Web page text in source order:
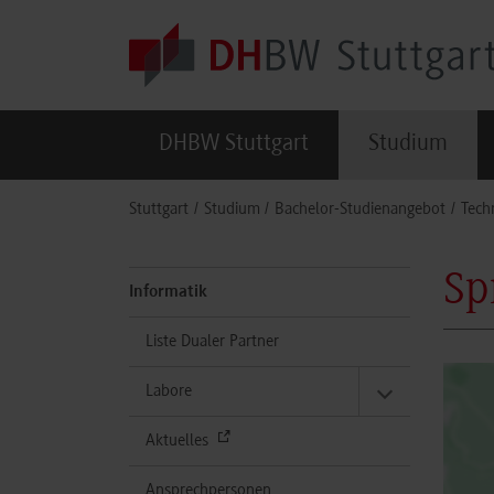
DHBW Stuttgart Studium
Stuttgart Studium Bachelor-Studienangebot
Informatik
Liste Dualer Partner
Labore
Aktuelles